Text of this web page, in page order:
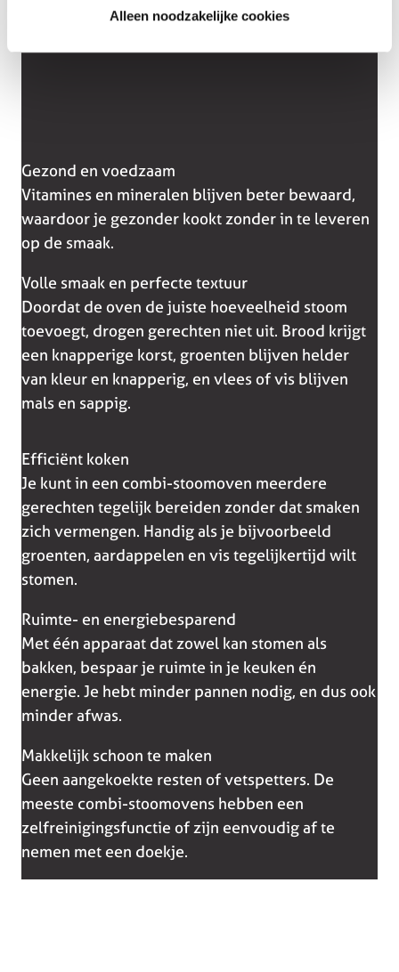
Alleen noodzakelijke cookies
Gezond en voedzaam
Vitamines en mineralen blijven beter bewaard,
waardoor je gezonder kookt zonder in te leveren
op de smaak.
Volle smaak en perfecte textuur
Doordat de oven de juiste hoeveelheid stoom
toevoegt, drogen gerechten niet uit. Brood krijgt
een knapperige korst, groenten blijven helder
van kleur en knapperig, en vlees of vis blijven
mals en sappig.
Efficiënt koken
Je kunt in een combi-stoomoven meerdere
gerechten tegelijk bereiden zonder dat smaken
zich vermengen. Handig als je bijvoorbeeld
groenten, aardappelen en vis tegelijkertijd wilt
stomen.
Ruimte- en energiebesparend
Met één apparaat dat zowel kan stomen als
bakken, bespaar je ruimte in je keuken én
energie. Je hebt minder pannen nodig, en dus ook
minder afwas.
Makkelijk schoon te maken
Geen aangekoekte resten of vetspetters. De
meeste combi-stoomovens hebben een
zelfreinigingsfunctie of zijn eenvoudig af te
nemen met een doekje.